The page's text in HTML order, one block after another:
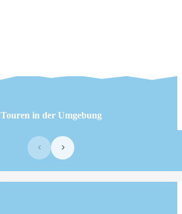
Touren in der Umgebung
‹ ›